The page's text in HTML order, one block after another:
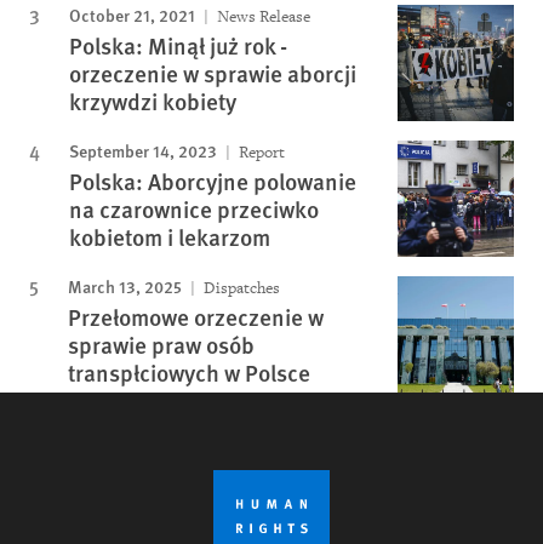
October 21, 2021 News Release
Polska: Minął już rok -
orzeczenie w sprawie aborcji
krzywdzi kobiety
September 14, 2023 Report
Polska: Aborcyjne polowanie
na czarownice przeciwko
kobietom i lekarzom
March 13, 2025 Dispatches
Przełomowe orzeczenie w
sprawie praw osób
transpłciowych w Polsce